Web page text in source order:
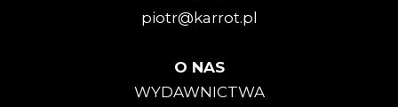
piotr@karrot.pl
O NAS
WYDAWNICTWA